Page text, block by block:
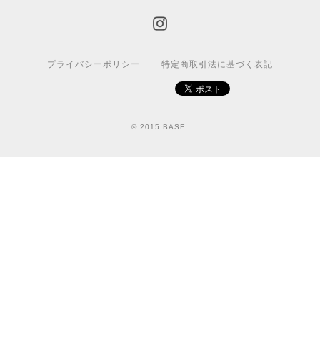
プライバシーポリシー 特定商取引法に基づく表記
© 2015 BASE.